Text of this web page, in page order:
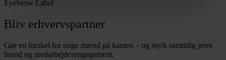
Eyebrow Label
Bliv erhvervspartner
Gør en forskel for unge mænd på kanten – og styrk samtidig jeres
brand og medarbejderengagement.